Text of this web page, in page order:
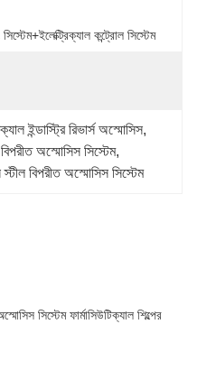
কন্ট্রোল সিস্টেম
ইন্ডাস্ট্রি রিভার্স অস্মোসিস,
অস্মোসিস সিস্টেম,
বিপরীত অস্মোসিস সিস্টেম
সিস্টেম ফার্মাসিউটিক্যাল শিল্পের